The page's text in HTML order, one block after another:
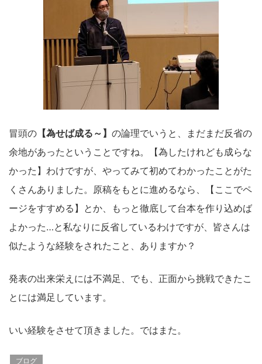
冒頭の 【為せば成る～】 の論理でいうと、まだまだ反省の
余地があったということですね。【為したけれども成らな
かった】わけですが、やってみて初めてわかったことがた
くさんありました。原稿をもとに進めるなら、【ここでペ
ージをすすめる】とか、もっと徹底して台本を作り込めば
よかった…と私なりに反省しているわけですが、皆さんは
似たような経験をされたこと、ありますか？
発表の出来栄えには不満足、でも、正面から挑戦できたこ
とには満足しています。
いい経験をさせて頂きました。ではまた。
ブログ